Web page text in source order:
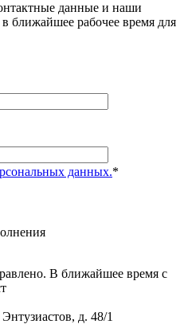
данные и наши
ближайшее рабочее время для
данных.*
В ближайшее время с
д. 48/1